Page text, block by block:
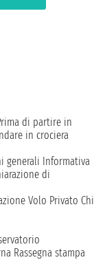
di partire in
in crociera
generali Informativa
di
Volo Privato Chi
Rassegna stampa